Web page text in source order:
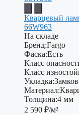
Кварцевый
66W963
На складе
Бренд:Fargo
Фаска:Есть
Класс
Класс
Укладка:
Материал:
Толщина:4 мм
2 590 ₽/м²